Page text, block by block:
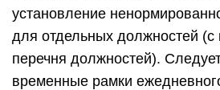
установление
для отдельных должностей
перечня должностей).
временные рамки